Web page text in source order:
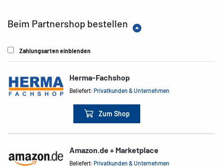
Beim Partnershop bestellen
Zahlungsarten einblenden
Herma-Fachshop
Beliefert:Privatkunden & Unternehmen
Zum Shop
Amazon.de + Marketplace
Beliefert:Privatkunden & Unternehmen